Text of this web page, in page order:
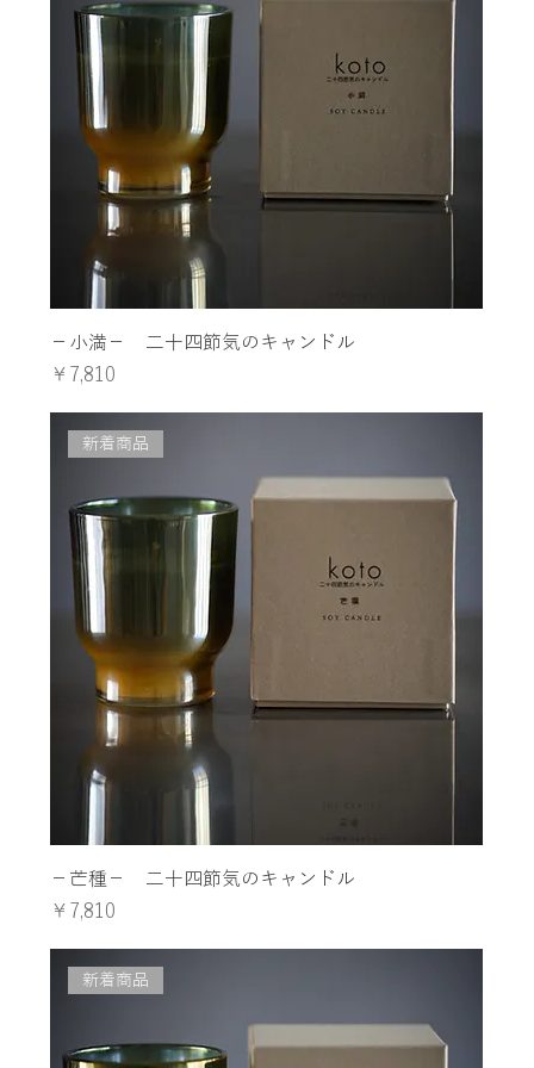
−小満− 二十四節気のキャンドル
価格
￥7,810
新着商品
−芒種− 二十四節気のキャンドル
価格
￥7,810
新着商品